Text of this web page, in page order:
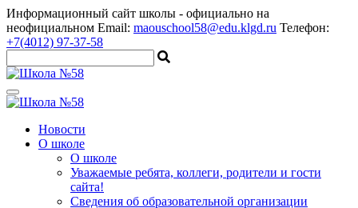
Информационный сайт школы - официально на
неофициальном Email: maouschool58@edu.klgd.ru Телефон:
+7(4012) 97-37-58
Новости
О школе
О школе
Уважаемые ребята, коллеги, родители и гости
сайта!
Сведения об образовательной организации